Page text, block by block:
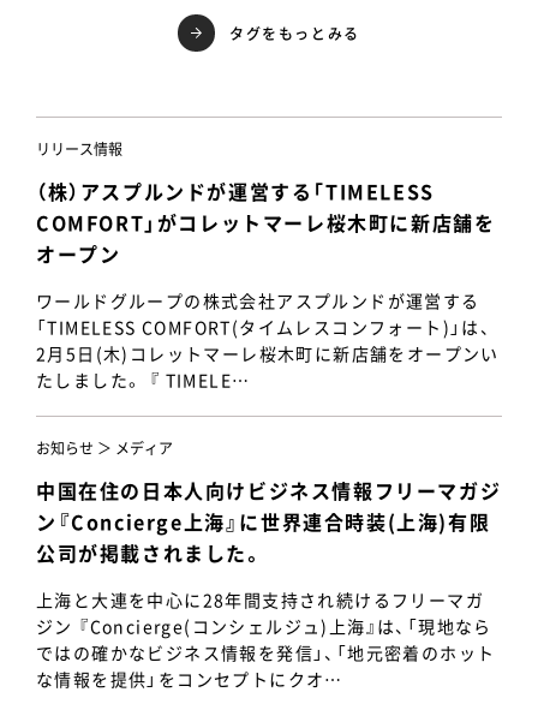
タグをもっとみる
リリース情報
（株）アスプルンドが運営する「TIMELESS
COMFORT」がコレットマーレ桜木町に新店舗を
オープン
ワールドグループの株式会社アスプルンドが運営する
「TIMELESS COMFORT(タイムレスコンフォート)」は、
2月5日(木)コレットマーレ桜木町に新店舗をオープンい
たしました。 『 TIMELE…
お知らせ ＞ メディア
中国在住の日本人向けビジネス情報フリーマガジ
ン『Concierge上海』に世界連合時装(上海)有限
公司が掲載されました。
上海と大連を中心に28年間支持され続けるフリーマガ
ジン 『Concierge(コンシェルジュ)上海』は、「現地なら
ではの確かなビジネス情報を発信」、「地元密着のホット
な情報を提供」をコンセプトにクオ…